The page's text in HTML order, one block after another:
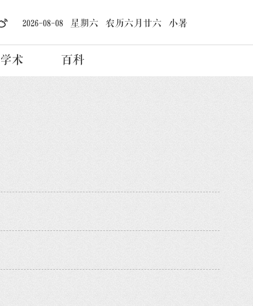
2026-08-08 星期六 农历六月廿六 小暑
学术 百科